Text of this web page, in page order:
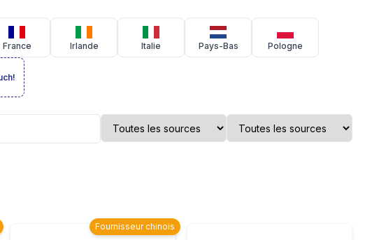
France Irlande Italie Pays-Bas Pologne
Fournisseur chinois